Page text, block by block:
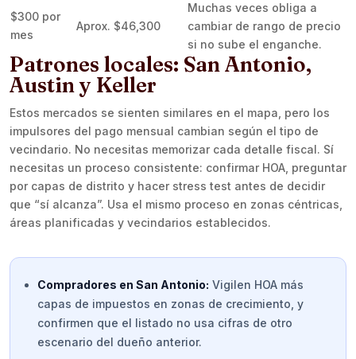
$300 por
mes
Aprox. $46,300
Muchas veces obliga a
cambiar de rango de precio
si no sube el enganche.
Patrones locales: San Antonio,
Austin y Keller
Estos mercados se sienten similares en el mapa, pero los
impulsores del pago mensual cambian según el tipo de
vecindario. No necesitas memorizar cada detalle fiscal. Sí
necesitas un proceso consistente: confirmar HOA, preguntar
por capas de distrito y hacer stress test antes de decidir
que “sí alcanza”. Usa el mismo proceso en zonas céntricas,
áreas planificadas y vecindarios establecidos.
Compradores en San Antonio: Vigilen HOA más
capas de impuestos en zonas de crecimiento, y
confirmen que el listado no usa cifras de otro
escenario del dueño anterior.